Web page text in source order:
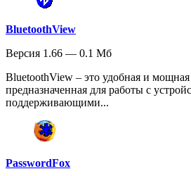
BluetoothView
Версия 1.66 — 0.1 Мб
BluetoothView – это удобная и
предназначенная для работы с
поддерживающими...
PasswordFox